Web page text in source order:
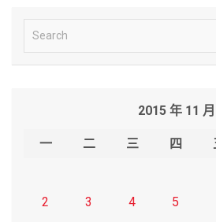
e
2015 年 11 月
一 二 三 四
2
3 4 5